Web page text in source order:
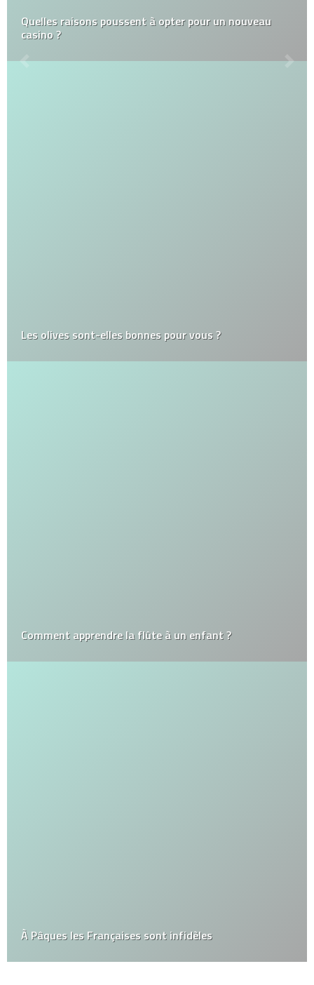
Quelles raisons poussent à opter pour un nouveau
casino ?
Les olives sont-elles bonnes pour vous ?
Comment apprendre la flûte à un enfant ?
À Pâques les Françaises sont infidèles